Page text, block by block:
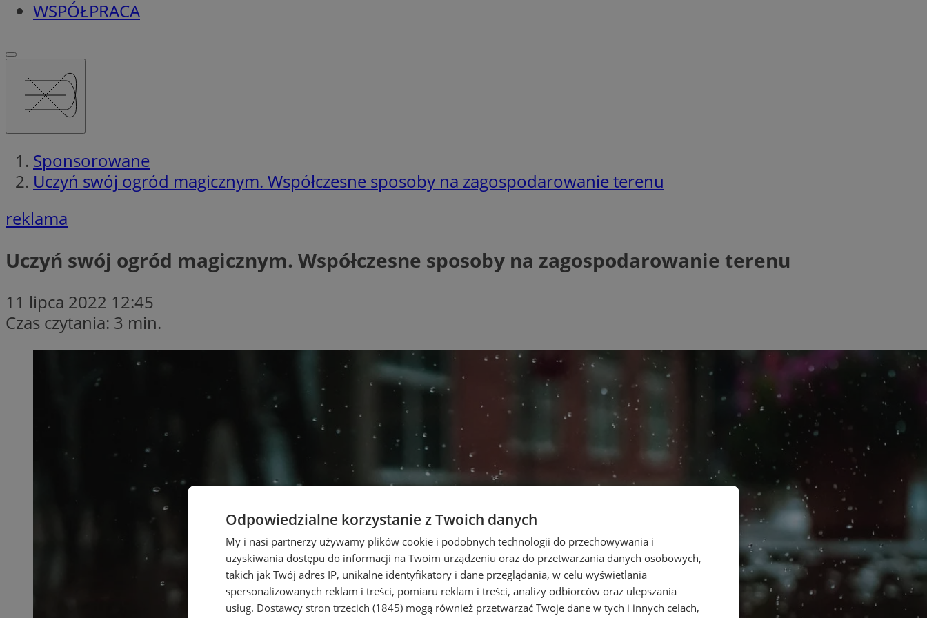
WSPÓŁPRACA
Sponsorowane
Uczyń swój ogród magicznym. Współczesne sposoby na zagospodarowanie terenu
reklama
Uczyń swój ogród magicznym. Współczesne sposoby na zagospodarowanie terenu
11 lipca 2022 12:45
Czas czytania: 3 min.
Odpowiedzialne korzystanie z Twoich danych
My i nasi partnerzy używamy plików cookie i podobnych technologii do przechowywania i
uzyskiwania dostępu do informacji na Twoim urządzeniu oraz do przetwarzania danych osobowych,
takich jak Twój adres IP, unikalne identyfikatory i dane przeglądania, w celu wyświetlania
spersonalizowanych reklam i treści, pomiaru reklam i treści, analizy odbiorców oraz ulepszania
usług. Dostawcy stron trzecich (1845) mogą również przetwarzać Twoje dane w tych i innych celach,